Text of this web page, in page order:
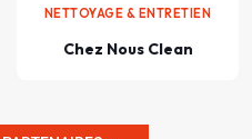
NETTOYAGE & ENTRETIEN
Chez Nous Clean